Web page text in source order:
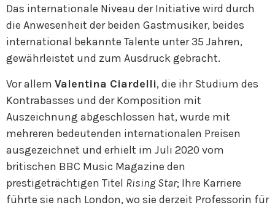
Das internationale Niveau der Initiative wird durch
die Anwesenheit der beiden Gastmusiker, beides
international bekannte Talente unter 35 Jahren,
gewährleistet und zum Ausdruck gebracht.
Vor allem Valentina Ciardelli, die ihr Studium des
Kontrabasses und der Komposition mit
Auszeichnung abgeschlossen hat, wurde mit
mehreren bedeutenden internationalen Preisen
ausgezeichnet und erhielt im Juli 2020 vom
britischen BBC Music Magazine den
prestigeträchtigen Titel Rising Star; Ihre Karriere
führte sie nach London, wo sie derzeit Professorin für